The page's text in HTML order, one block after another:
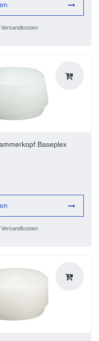
Versandkosten
Baseplex
Versandkosten